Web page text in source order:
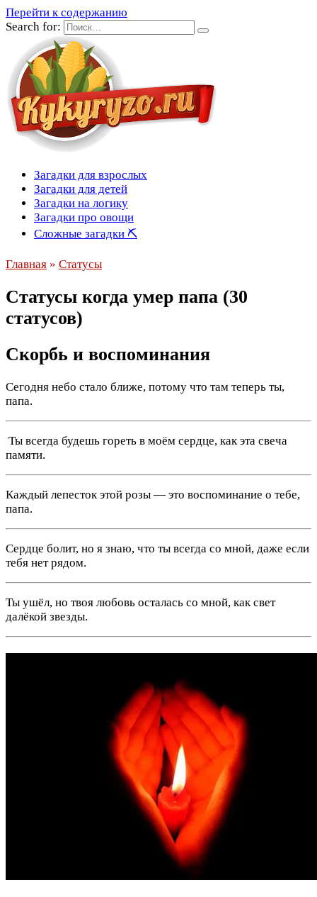
Перейти к содержанию
Search for:
Загадки для взрослых
Загадки для детей
Загадки на логику
Загадки про овощи
Сложные загадки ⛏
Главная » Статусы
Статусы когда умер папа (30
статусов)
Скорбь и воспоминания
Сегодня небо стало ближе, потому что там теперь ты,
папа.
️ Ты всегда будешь гореть в моём сердце, как эта свеча
памяти.
Каждый лепесток этой розы — это воспоминание о тебе,
папа.
Сердце болит, но я знаю, что ты всегда со мной, даже если
тебя нет рядом.
Ты ушёл, но твоя любовь осталась со мной, как свет
далёкой звезды.